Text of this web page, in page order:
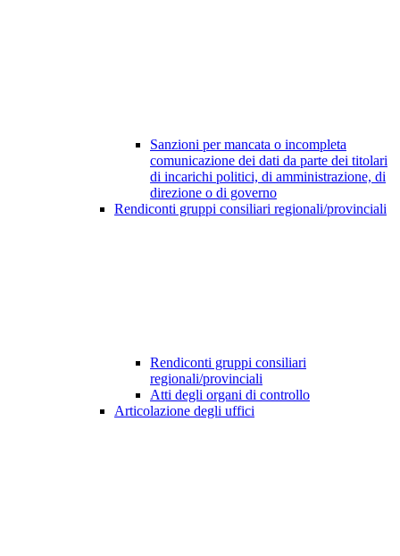
Sanzioni per mancata o incompleta
comunicazione dei dati da parte dei titolari
di incarichi politici, di amministrazione, di
direzione o di governo
Rendiconti gruppi consiliari regionali/provinciali
Rendiconti gruppi consiliari
regionali/provinciali
Atti degli organi di controllo
Articolazione degli uffici